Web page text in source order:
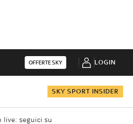
OFFERTE SKY LOGIN
SKY SPORT INSIDER
live: seguici su